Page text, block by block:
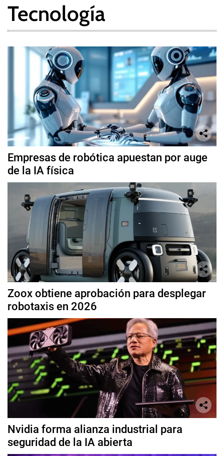
Tecnología
Empresas de robótica apuestan por auge
de la IA física
Zoox obtiene aprobación para desplegar
robotaxis en 2026
Nvidia forma alianza industrial para
seguridad de la IA abierta